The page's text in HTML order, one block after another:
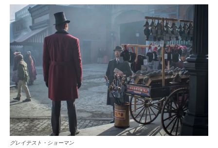
グレイテスト・ショーマン